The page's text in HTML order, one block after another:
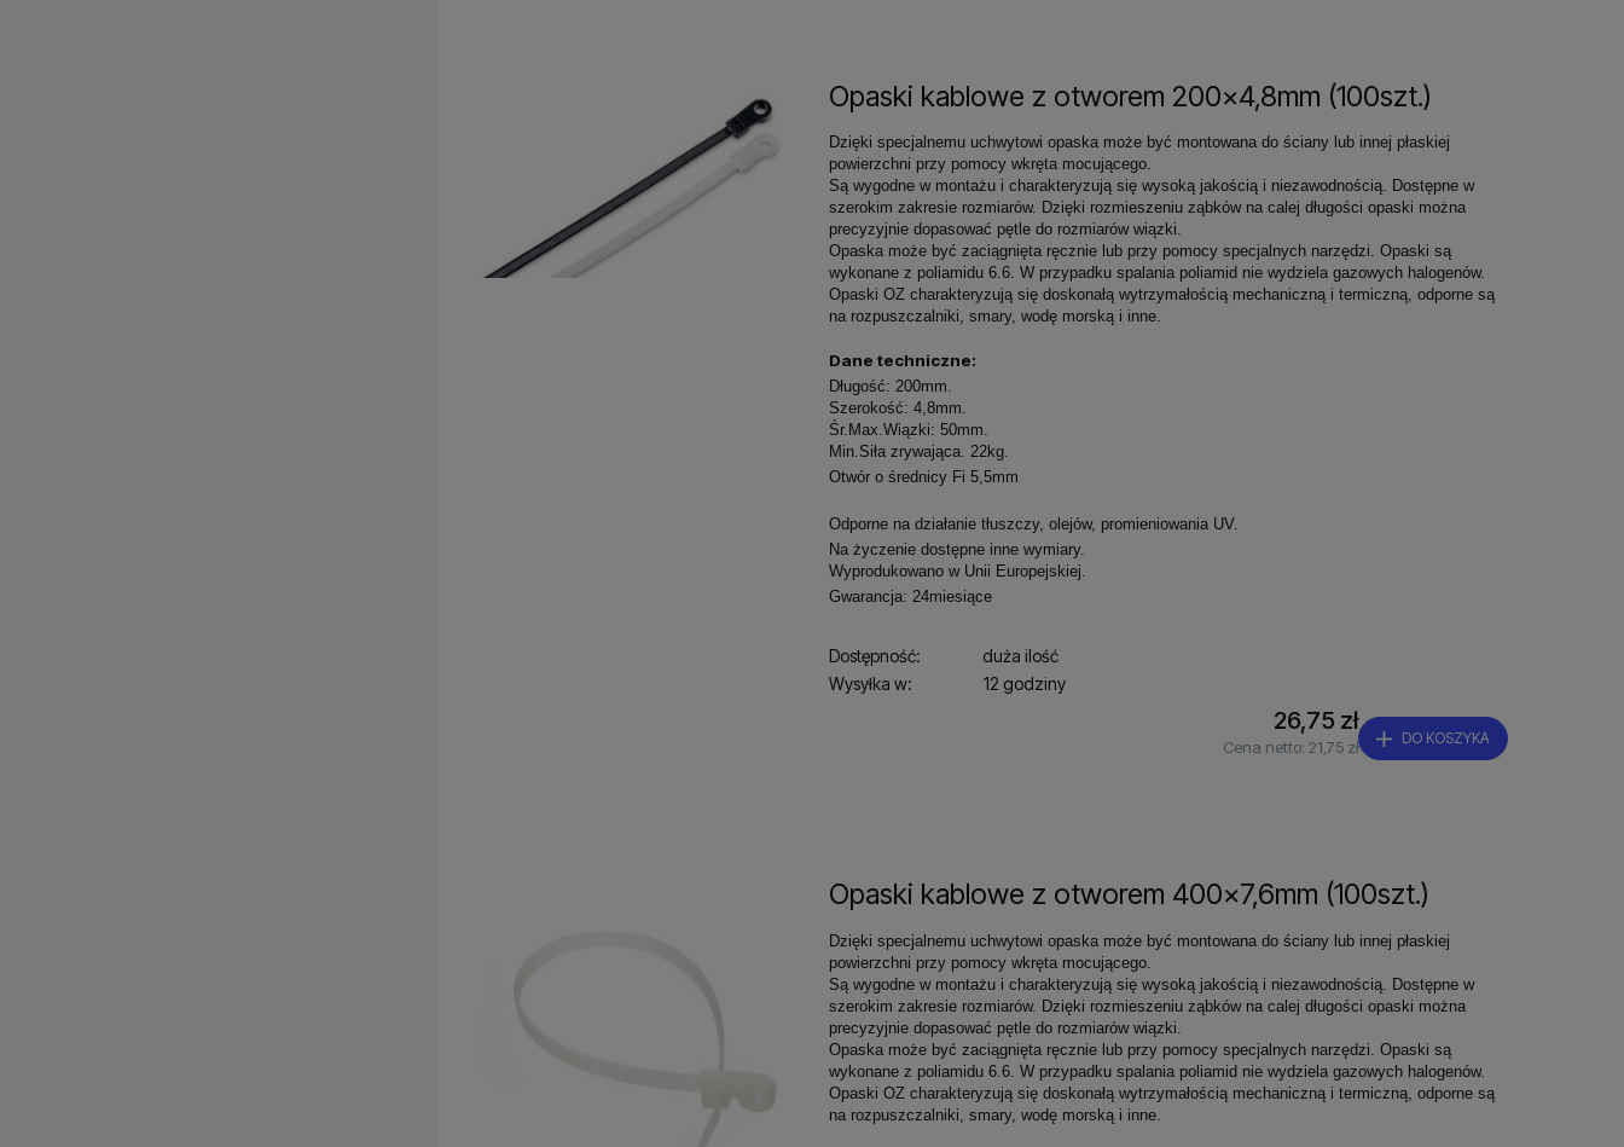
Opaski kablowe z otworem 200x4,8mm (100szt.)
Dzięki specjalnemu uchwytowi opaska może być montowana do ściany lub innej płaskiej
powierzchni przy pomocy wkręta mocującego.
Są wygodne w montażu i charakteryzują się wysoką jakością i niezawodnością. Dostępne w
szerokim zakresie rozmiarów. Dzięki rozmieszeniu ząbków na calej długości opaski można
precyzyjnie dopasować pętle do rozmiarów wiązki.
Opaska może być zaciągnięta ręcznie lub przy pomocy specjalnych narzędzi. Opaski są
wykonane z poliamidu 6.6. W przypadku spalania poliamid nie wydziela gazowych halogenów.
Opaski OZ charakteryzują się doskonałą wytrzymałością mechaniczną i termiczną, odporne są
na rozpuszczalniki, smary, wodę morską i inne.
Dane techniczne:
Długość: 200mm.
Szerokość: 4,8mm.
Śr.Max.Wiązki: 50mm.
Min.Siła zrywająca. 22kg.
Otwór o średnicy Fi 5,5mm
Odporne na działanie tłuszczy, olejów, promieniowania UV.
Na życzenie dostępne inne wymiary.
Wyprodukowano w Unii Europejskiej.
Gwarancja: 24miesiące
Dostępność:
duża ilość
Wysyłka w:
12 godziny
26,75 zł
Cena netto: 21,75 zł DO KOSZYKA
Opaski kablowe z otworem 400x7,6mm (100szt.)
Dzięki specjalnemu uchwytowi opaska może być montowana do ściany lub innej płaskiej
powierzchni przy pomocy wkręta mocującego.
Są wygodne w montażu i charakteryzują się wysoką jakością i niezawodnością. Dostępne w
szerokim zakresie rozmiarów. Dzięki rozmieszeniu ząbków na calej długości opaski można
precyzyjnie dopasować pętle do rozmiarów wiązki.
Opaska może być zaciągnięta ręcznie lub przy pomocy specjalnych narzędzi. Opaski są
wykonane z poliamidu 6.6. W przypadku spalania poliamid nie wydziela gazowych halogenów.
Opaski OZ charakteryzują się doskonałą wytrzymałością mechaniczną i termiczną, odporne są
na rozpuszczalniki, smary, wodę morską i inne.